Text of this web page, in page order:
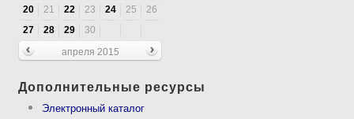
20
21 22 23 24 25
26
27
28 29
30
апреля 2015
Дополнительные ресурсы
Электронный каталог